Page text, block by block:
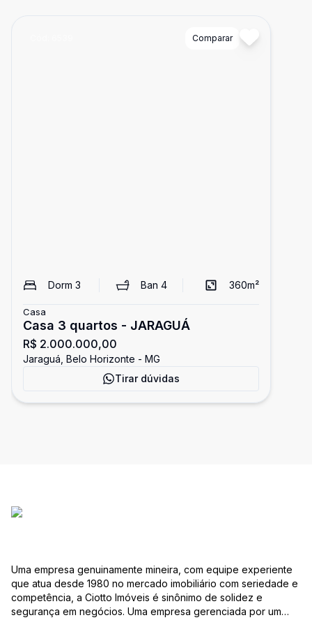
Comparar
Dorm 3 Ban 4 360m²
Casa
Casa 3 quartos - JARAGUÁ
R$ 2.000.000,00
Jaraguá, Belo Horizonte - MG
Tirar dúvidas
Uma empresa genuinamente mineira, com equipe experiente
que atua desde 1980 no mercado imobiliário com seriedade e
competência, a Ciotto Imóveis é sinônimo de solidez e
segurança em negócios. Uma empresa gerenciada por um